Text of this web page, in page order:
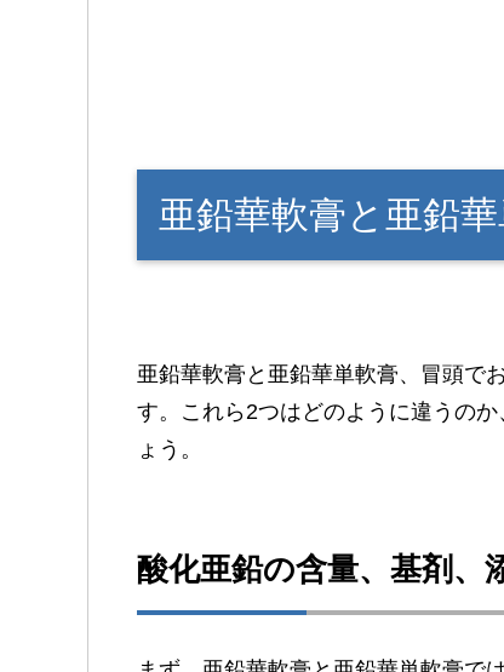
亜鉛華軟膏と亜鉛
亜鉛華軟膏と亜鉛華単軟膏、冒頭で
す。これら2つはどのように違うの
ょう。
酸化亜鉛の含量、基剤、